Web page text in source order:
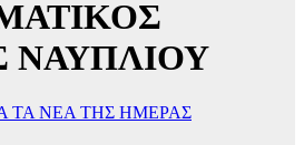
ΝΑΥΠΛΙΟΥ
ΤΑ ΝΕΑ ΤΗΣ ΗΜΕΡΑΣ